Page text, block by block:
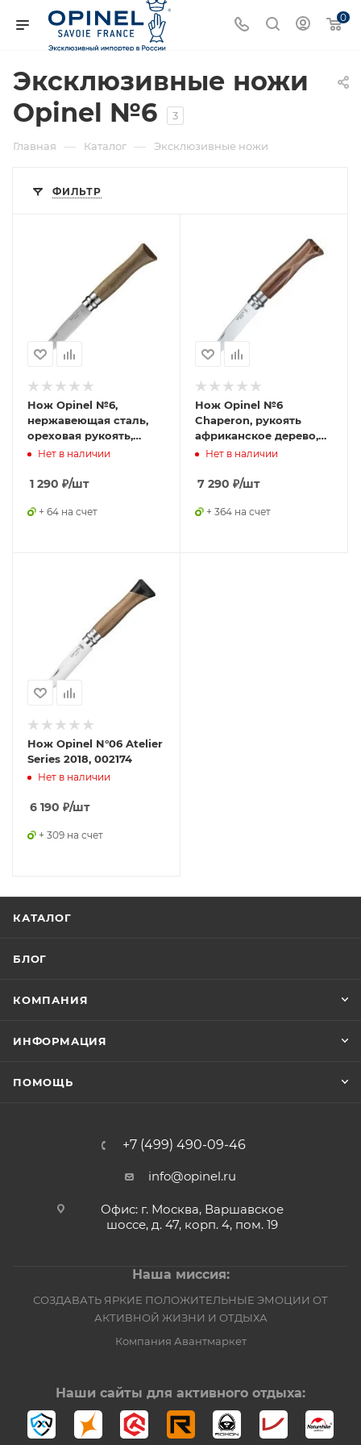
0
Эксклюзивные ножи
Opinel №6
3
Главная — Каталог — Эксклюзивные ножи
ФИЛЬТР
Нож Opinel №6,
нержавеющая сталь,
ореховая рукоять,
000982
Нет в наличии
1 290 ₽/шт
+ 64 на счет
Нож Opinel №6
Chaperon, рукоять
африканское дерево,
футляр, 001400
Нет в наличии
7 290 ₽/шт
+ 364 на счет
Нож Opinel N°06 Atelier
Series 2018, 002174
Нет в наличии
6 190 ₽/шт
+ 309 на счет
КАТАЛОГ
БЛОГ
КОМПАНИЯ
ИНФОРМАЦИЯ
ПОМОЩЬ
+7 (499) 490-09-46
info@opinel.ru
Офис: г. Москва, Варшавское
шоссе, д. 47, корп. 4, пом. 19
Наша миссия:
СОЗДАВАТЬ ЯРКИЕ ПОЛОЖИТЕЛЬНЫЕ ЭМОЦИИ ОТ
АКТИВНОЙ ЖИЗНИ И ОТДЫХА
Компания Авантмаркет
Наши сайты для активного отдыха: